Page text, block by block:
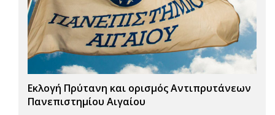
Εκλογή Πρύτανη και ορισμός Αντιπρυτάνεων
Πανεπιστημίου Αιγαίου